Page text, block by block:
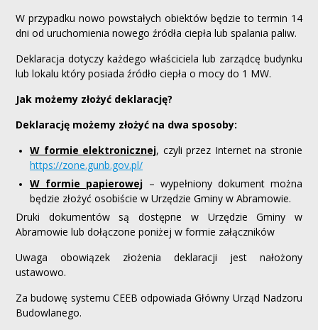
W przypadku nowo powstałych obiektów będzie to termin 14
dni od uruchomienia nowego źródła ciepła lub spalania paliw.
Deklaracja dotyczy każdego właściciela lub zarządcę budynku
lub lokalu który posiada źródło ciepła o mocy do 1 MW.
Jak możemy złożyć deklarację?
Deklarację możemy złożyć na dwa sposoby:
W formie elektronicznej, czyli przez Internet na stronie
https://zone.gunb.gov.pl/
W formie papierowej – wypełniony dokument można
będzie złożyć osobiście w Urzędzie Gminy w Abramowie.
Druki dokumentów są dostępne w Urzędzie Gminy w
Abramowie lub dołączone poniżej w formie załączników
Uwaga obowiązek złożenia deklaracji jest nałożony
ustawowo.
Za budowę systemu CEEB odpowiada Główny Urząd Nadzoru
Budowlanego.